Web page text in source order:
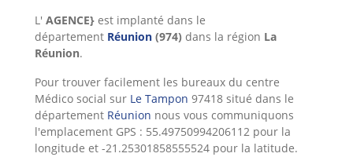
L' AGENCE} est implanté dans le
département Réunion (974) dans la région La
Réunion.
Pour trouver facilement les bureaux du centre
Médico social sur Le Tampon 97418 situé dans le
département Réunion nous vous communiquons
l'emplacement GPS : 55.49750994206112 pour la
longitude et -21.25301858555524 pour la latitude.